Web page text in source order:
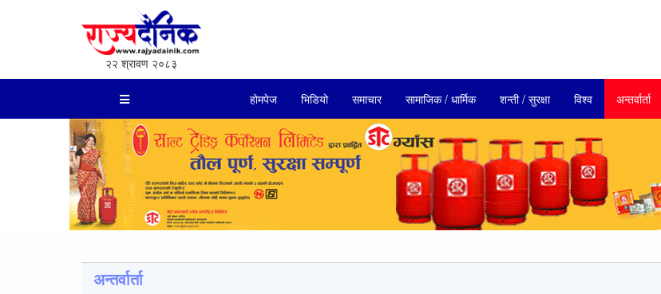
२२ श्रावण २०८३
होमपेज भिडियो समाचार सामाजिक / धार्मिक शन्ती / सुरक्षा विश्व अन्तर्वार्ता
अन्तर्वार्ता